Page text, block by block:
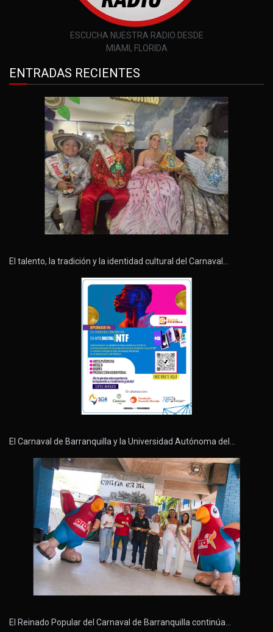
ESCUCHA NUESTRA RADIO DESDE
MIAMI, FLORIDA
ENTRADAS RECIENTES
El talento, la tradición y la identidad cultural del Carnaval…
El Carnaval de Barranquilla y la Universidad Autónoma del…
El Reinado Popular del Carnaval de Barranquilla continúa…